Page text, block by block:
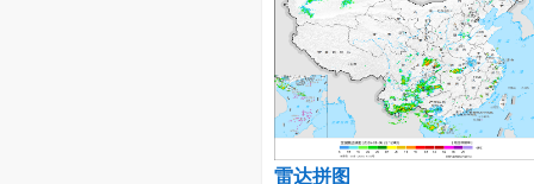
雷达拼图